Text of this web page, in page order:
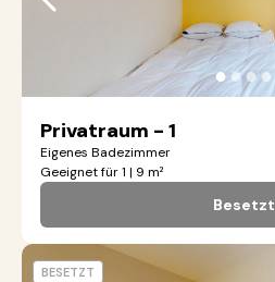
●●●●
Privatraum - 1
Eigenes Badezimmer
Geeignet für 1 | 9 m²
Besetzt
BESETZT